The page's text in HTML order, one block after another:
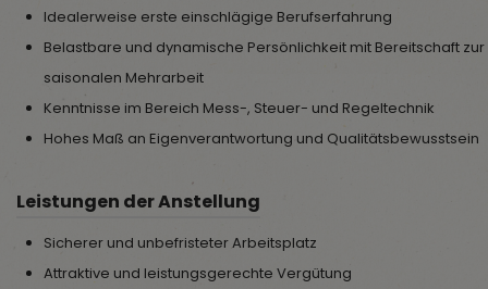
Idealerweise erste einschlägige Berufserfahrung
Belastbare und dynamische Persönlichkeit mit Bereitschaft zur
saisonalen Mehrarbeit
Kenntnisse im Bereich Mess-, Steuer- und Regeltechnik
Hohes Maß an Eigenverantwortung und Qualitätsbewusstsein
Leistungen der Anstellung
Sicherer und unbefristeter Arbeitsplatz
Attraktive und leistungsgerechte Vergütung